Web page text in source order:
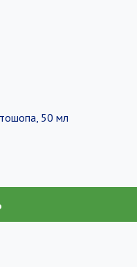
50 мл